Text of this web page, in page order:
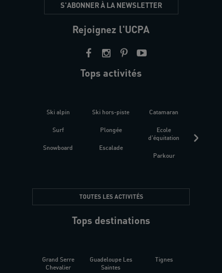
S'ABONNER À LA NEWSLETTER
Rejoignez l'UCPA
Tops activités
Ski alpin
Surf
Snowboard
Ski hors-piste
Plongée
Escalade
Catamaran
Ecole
d'équitation
Parkour
TOUTES LES ACTIVITÉS
Tops destinations
Grand Serre
Chevalier
Guadeloupe Les
Saintes
Tignes